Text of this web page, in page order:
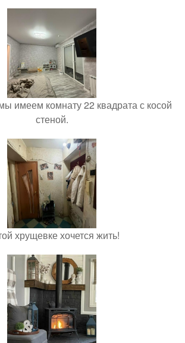
имеем комнату 22 квадрата с косой
стеной.
хрущевке хочется жить!